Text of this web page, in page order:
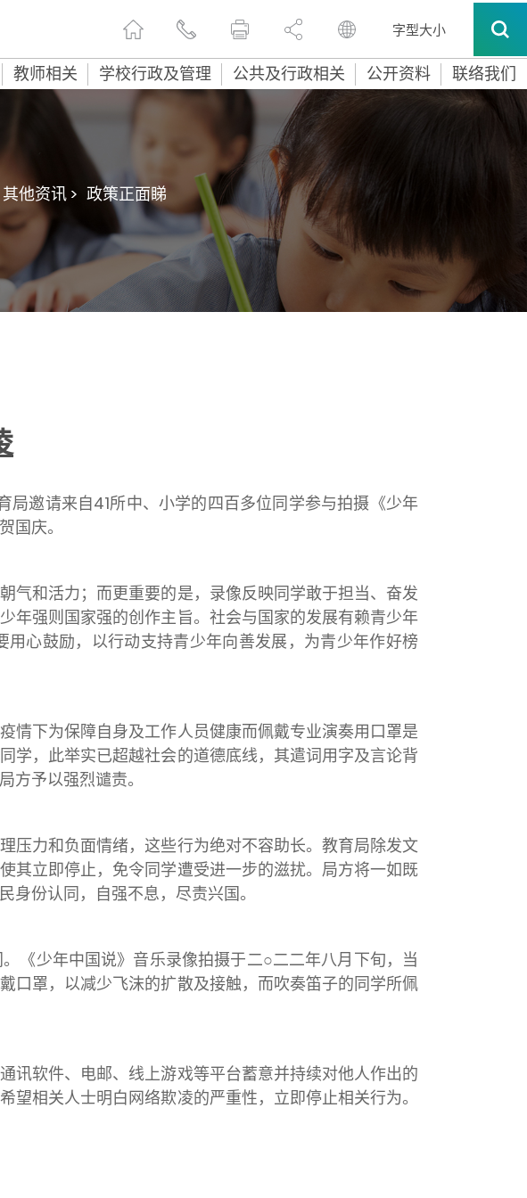
字型大小
教师相关 学校行政及管理 公共及行政相关 公开资料 联络我们
他资讯 > 政策正面睇
局邀请来自41所中、小学的四百多位同学参与拍摄《少年
国庆。
和活力；而更重要的是，录像反映同学敢于担当、奋发
年强则国家强的创作主旨。社会与国家的发展有赖青少年
心鼓励，以行动支持青少年向善发展，为青少年作好榜
下为保障自身及工作人员健康而佩戴专业演奏用口罩是
学，此举实已超越社会的道德底线，其遣词用字及言论背
方予以强烈谴责。
力和负面情绪，这些行为绝对不容助长。教育局除发文
其立即停止，免令同学遭受进一步的滋扰。局方将一如既
份认同，自强不息，尽责兴国。
少年中国说》音乐录像拍摄于二○二二年八月下旬，当
口罩，以减少飞沫的扩散及接触，而吹奏笛子的同学所佩
软件、电邮、线上游戏等平台蓄意并持续对他人作出的
相关人士明白网络欺凌的严重性，立即停止相关行为。